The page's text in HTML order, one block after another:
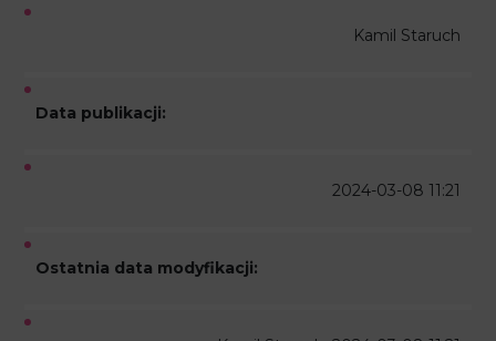
Kamil Staruch
Data publikacji:
2024-03-08 11:21
Ostatnia data modyfikacji: